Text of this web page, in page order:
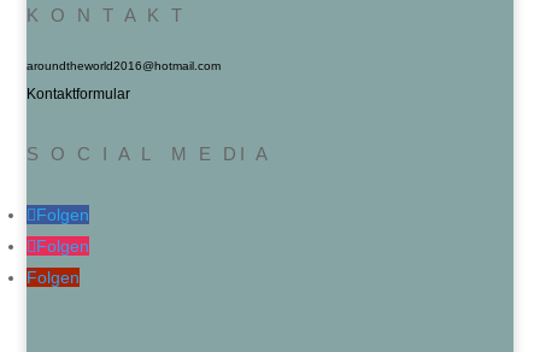
K O N T A K T
aroundtheworld2016@hotmail.com
Kontaktformular
S O C I A L M E DI A
Folgen
Folgen
Folgen